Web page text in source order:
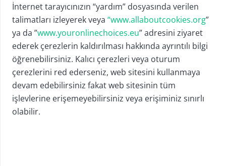
İnternet tarayıcınızın “yardım” dosyasında verilen
talimatları izleyerek veya “www.allaboutcookies.org”
ya da ”www.youronlinechoices.eu” adresini ziyaret
ederek çerezlerin kaldırılması hakkında ayrıntılı bilgi
öğrenebilirsiniz. Kalıcı çerezleri veya oturum
çerezlerini red ederseniz, web sitesini kullanmaya
devam edebilirsiniz fakat web sitesinin tüm
işlevlerine erişemeyebilirsiniz veya erişiminiz sınırlı
olabilir.